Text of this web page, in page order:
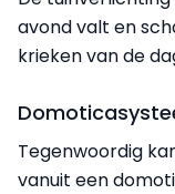
avond valt en
krieken van de
Tegenwoordig
vanuit een